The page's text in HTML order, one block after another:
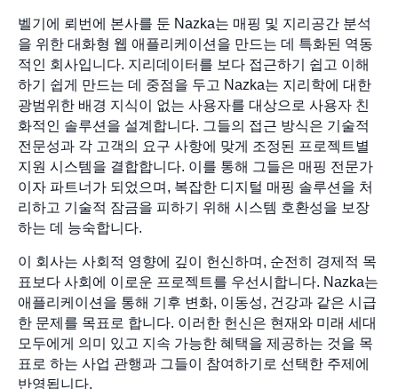
벨기에 뢰번에 본사를 둔 Nazka는 매핑 및 지리공간 분석
을 위한 대화형 웹 애플리케이션을 만드는 데 특화된 역동
적인 회사입니다. 지리데이터를 보다 접근하기 쉽고 이해
하기 쉽게 만드는 데 중점을 두고 Nazka는 지리학에 대한
광범위한 배경 지식이 없는 사용자를 대상으로 사용자 친
화적인 솔루션을 설계합니다. 그들의 접근 방식은 기술적
전문성과 각 고객의 요구 사항에 맞게 조정된 프로젝트별
지원 시스템을 결합합니다. 이를 통해 그들은 매핑 전문가
이자 파트너가 되었으며, 복잡한 디지털 매핑 솔루션을 처
리하고 기술적 잠금을 피하기 위해 시스템 호환성을 보장
하는 데 능숙합니다.
이 회사는 사회적 영향에 깊이 헌신하며, 순전히 경제적 목
표보다 사회에 이로운 프로젝트를 우선시합니다. Nazka는
애플리케이션을 통해 기후 변화, 이동성, 건강과 같은 시급
한 문제를 목표로 합니다. 이러한 헌신은 현재와 미래 세대
모두에게 의미 있고 지속 가능한 혜택을 제공하는 것을 목
표로 하는 사업 관행과 그들이 참여하기로 선택한 주제에
반영됩니다.